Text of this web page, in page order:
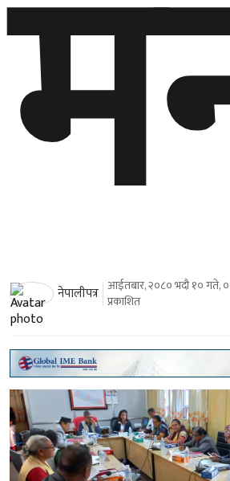
नेपालीपत्र आईतबार, २०८० भदौ १० गते,
प्रकाशित